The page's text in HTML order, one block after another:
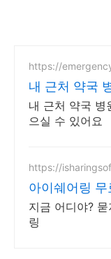
https://
내 근처 약국
내 근처 약국
으실 수 있어요
https://
아이쉐어링 무
지금 어디야?
링